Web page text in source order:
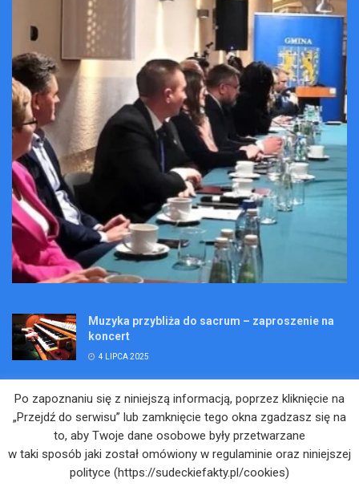
Muzyka przybliża do sacrum – zaproszenie na
koncert
4 LIPCA 2025
Kopalniane Ekspedycje
Adam Maciejczyk: „Chcemy przełamywać
bariery. Nie tylko bólu…”
Po zapoznaniu się z niniejszą informacją, poprzez kliknięcie na
„Przejdź do serwisu” lub zamknięcie tego okna zgadzasz się na
to, aby Twoje dane osobowe były przetwarzane
w taki sposób jaki został omówiony w regulaminie oraz niniejszej
polityce (https://sudeckiefakty.pl/cookies)